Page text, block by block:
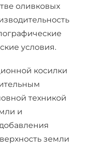
оливковых
условия.
косилки
техникой
и
земли